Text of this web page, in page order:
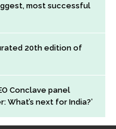
most successful
20th edition of
Conclave panel
What’s next for India?’